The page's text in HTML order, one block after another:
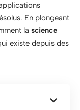
En plongeant
la science
existe depuis des